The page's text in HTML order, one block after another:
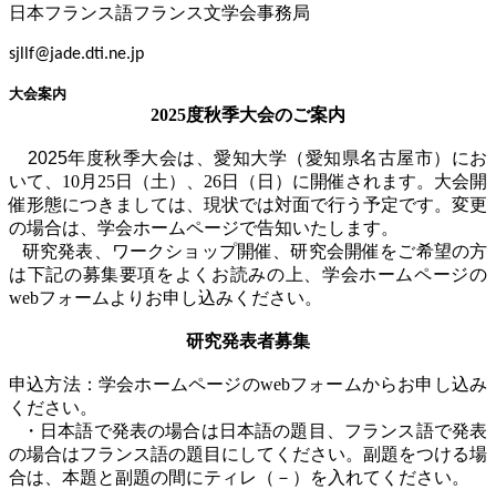
日本フランス語フランス文学会事務局
sjllf@jade.dti.ne.jp
大会案内
2025度秋季大会のご案内
2025年度秋季大会は、愛知大学（愛知県名古屋市）にお
いて、 10月 25日（土）、 26日（日）に開催されます。大会開
催形態につきましては、現状では対面で行う予定です。変更
の場合は、学会ホームページで告知いたします。
研究発表、ワークショップ開催、研究会開催をご希望の方
は下記の募集要項をよくお読みの上、学会ホームページの
webフォームよりお申し込みください。
研究発表者募集
申込方法：学会ホームページのwebフォームからお申し込み
ください。
・日本語で発表の場合は日本語の題目、フランス語で発表
の場合はフランス語の題目にしてください。副題をつける場
合は、本題と副題の間にティレ（－）を入れてください。